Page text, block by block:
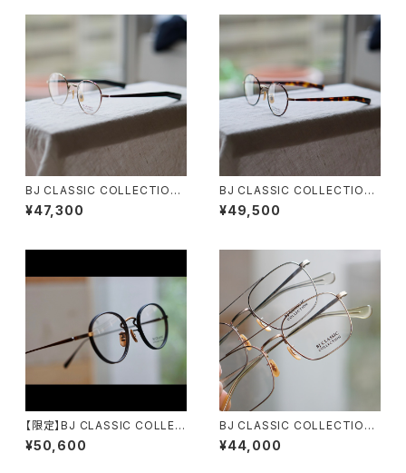
BJ CLASSIC COLLECTION
PREM-114FPT BJクラシック
2025AW
¥47,300
BJ CLASSIC COLLECTION
PREM-114S FPT BJクラシッ
ク 2025AW
¥49,500
【限定】BJ CLASSIC COLLEC
TION PREM-114WRNLNT レ
ザータイプ塗装 スーペリアルー
¥50,600
BJ CLASSIC COLLECTION
PREM-149ET ツーブリッジ ダ
ブルブリッジ BJクラシック
¥44,000